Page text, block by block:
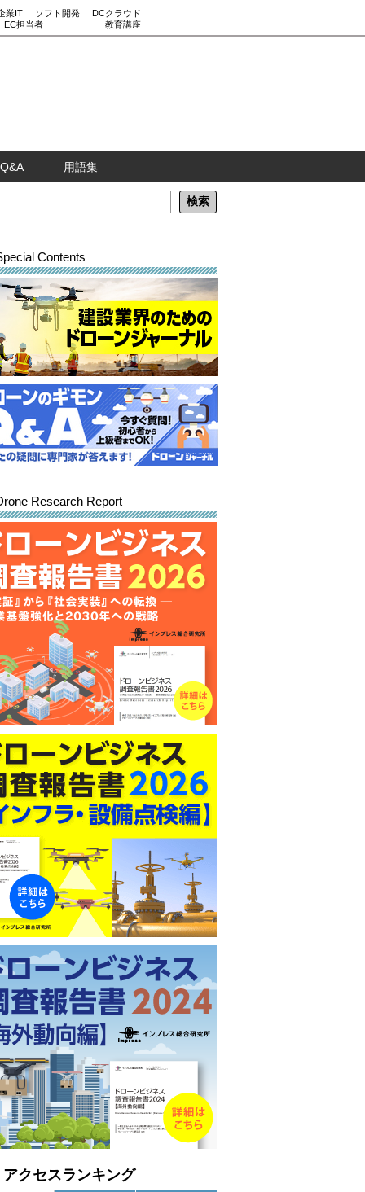
業IT ソフト開発
DCクラウド
EC担当者 教育講座
用語集
Contents
Research Report
アクセスランキング